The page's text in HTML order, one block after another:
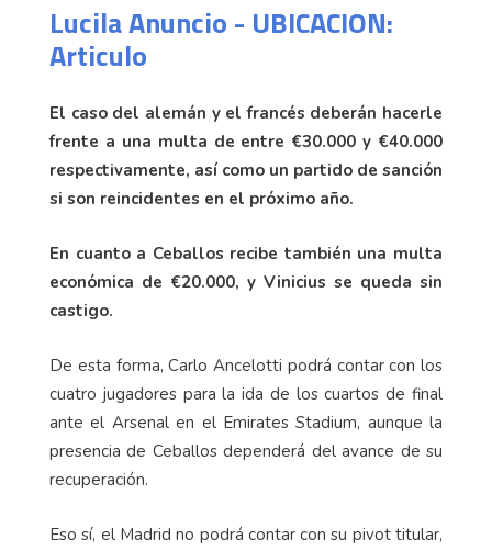
Lucila Anuncio - UBICACION:
Articulo
El caso del alemán y el francés deberán hacerle
frente a una multa de entre €30.000 y €40.000
respectivamente, así como un partido de sanción
si son reincidentes en el próximo año.
En cuanto a Ceballos recibe también una multa
económica de €20.000, y Vinicius se queda sin
castigo.
De esta forma, Carlo Ancelotti podrá contar con los
cuatro jugadores para la ida de los cuartos de final
ante el Arsenal en el Emirates Stadium, aunque la
presencia de Ceballos dependerá del avance de su
recuperación.
Eso sí, el Madrid no podrá contar con su pivot titular,